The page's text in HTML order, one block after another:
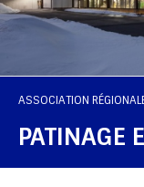
ASSOCIATION
PATINAGE